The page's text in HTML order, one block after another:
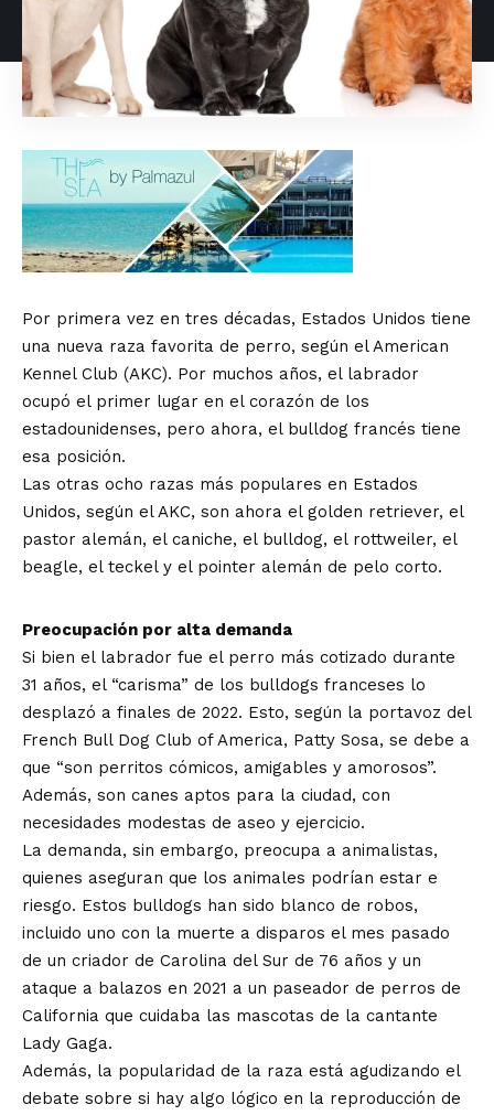
Por primera vez en tres décadas, Estados Unidos tiene
una nueva raza favorita de perro, según el American
Kennel Club (AKC). Por muchos años, el labrador
ocupó el primer lugar en el corazón de los
estadounidenses, pero ahora, el bulldog francés tiene
esa posición.
Las otras ocho razas más populares en Estados
Unidos, según el AKC, son ahora el golden retriever, el
pastor alemán, el caniche, el bulldog, el rottweiler, el
beagle, el teckel y el pointer alemán de pelo corto.
Preocupación por alta demanda
Si bien el labrador fue el perro más cotizado durante
31 años, el “carisma” de los bulldogs franceses lo
desplazó a finales de 2022. Esto, según la portavoz del
French Bull Dog Club of America, Patty Sosa, se debe a
que “son perritos cómicos, amigables y amorosos”.
Además, son canes aptos para la ciudad, con
necesidades modestas de aseo y ejercicio.
La demanda, sin embargo, preocupa a animalistas,
quienes aseguran que los animales podrían estar e
riesgo. Estos bulldogs han sido blanco de robos,
incluido uno con la muerte a disparos el mes pasado
de un criador de Carolina del Sur de 76 años y un
ataque a balazos en 2021 a un paseador de perros de
California que cuidaba las mascotas de la cantante
Lady Gaga.
Además, la popularidad de la raza está agudizando el
debate sobre si hay algo lógico en la reproducción de